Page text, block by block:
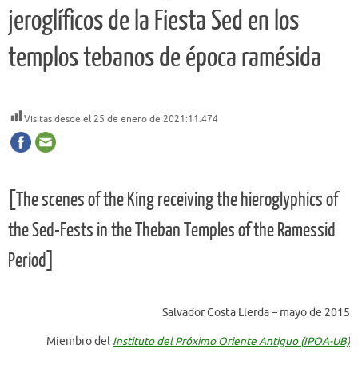
jeroglíficos de la Fiesta Sed en los
templos tebanos de época ramésida
Visitas desde el 25 de enero de 2021:11.474
[The scenes of the King receiving the hieroglyphics of
the Sed-Fests in the Theban Temples of the Ramessid
Period]
Salvador Costa Llerda – mayo de 2015
Miembro del Instituto del Próximo Oriente Antiguo (IPOA-UB)